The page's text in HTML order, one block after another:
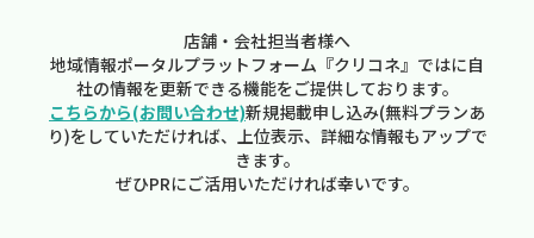
店舗・会社担当者様へ
地域情報ポータルプラットフォーム『クリコネ』ではに自
社の情報を更新できる機能をご提供しております。
こちらから(お問い合わせ)新規掲載申し込み(無料プランあ
り)をしていただければ、上位表示、詳細な情報もアップで
きます。
ぜひPRにご活用いただければ幸いです。